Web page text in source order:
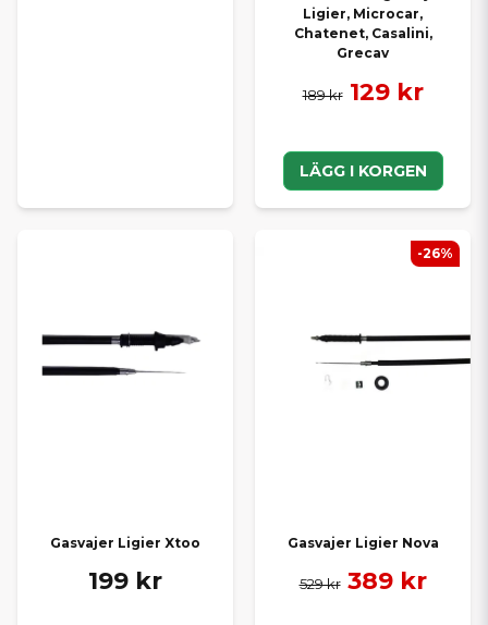
Ligier, Microcar,
Chatenet, Casalini,
Grecav
189 kr 129 kr
LÄGG I KORGEN
Gasvajer Ligier Xtoo
199 kr
Gasvajer Ligier Nova
529 kr 389 kr
-26%